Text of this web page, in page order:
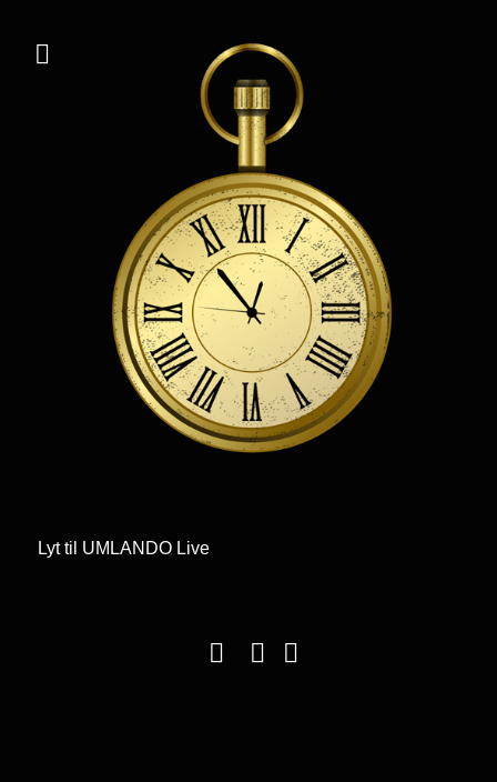
Lyt til UMLANDO Live